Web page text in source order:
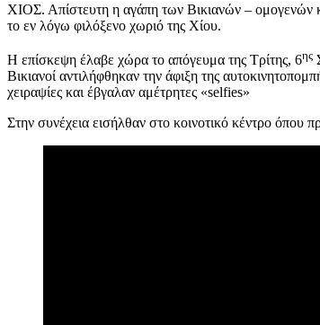
ΧΙΟΣ. Απίστευτη η αγάπη των Βικιανών – ομογενών
το εν λόγω φιλόξενο χωριό της Χίου.
Η επίσκεψη έλαβε χώρα το απόγευμα της Τρίτης, 6ης
Βικιανοί αντιλήφθηκαν την άφιξη της
χειραψίες και έβγαλαν αμέτρητες «selfies»
Στην συνέχεια εισήλθαν στο κοινοτικό κέντρο όπου